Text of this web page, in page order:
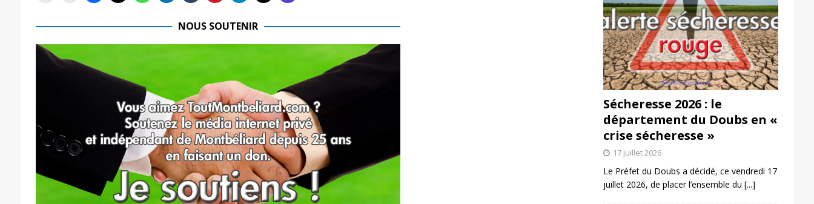
NOUS SOUTENIR
Sécheresse 2026 : le
département du Doubs en «
crise sécheresse »
17 juillet 2026
Le Préfet du Doubs a décidé, ce vendredi 17
juillet 2026, de placer l’ensemble du [...]